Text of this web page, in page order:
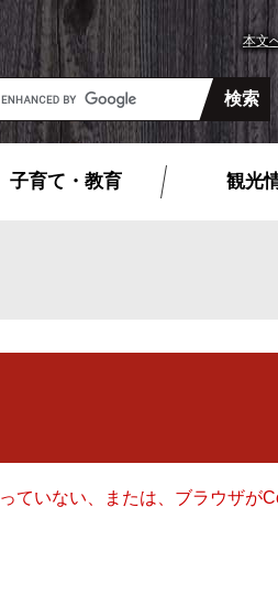
本文
G
子育て・教育 観光
ていない、または、ブラウザが